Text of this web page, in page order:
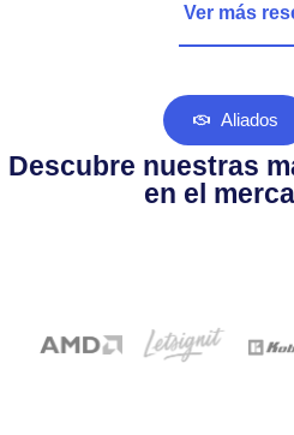
Ver más
Aliados
Descubre nuestras
en el